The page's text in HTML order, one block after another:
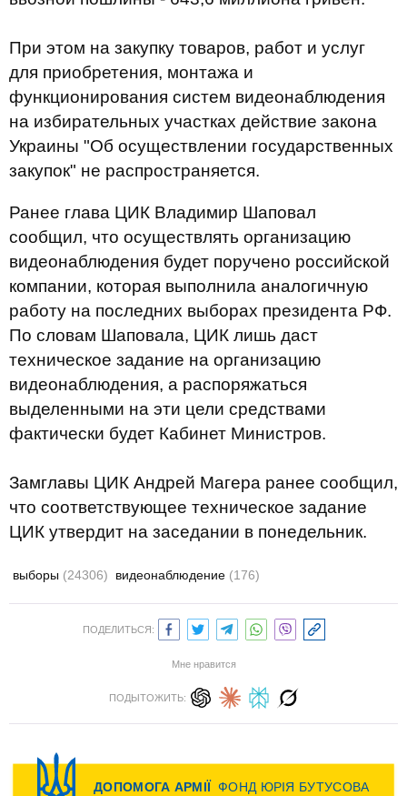
При этом на закупку товаров, работ и услуг
для приобретения, монтажа и
функционирования систем видеонаблюдения
на избирательных участках действие закона
Украины "Об осуществлении государственных
закупок" не распространяется.
Ранее глава ЦИК Владимир Шаповал
сообщил, что осуществлять организацию
видеонаблюдения будет поручено российской
компании, которая выполнила аналогичную
работу на последних выборах президента РФ.
По словам Шаповала, ЦИК лишь даст
техническое задание на организацию
видеонаблюдения, а распоряжаться
выделенными на эти цели средствами
фактически будет Кабинет Министров.
Замглавы ЦИК Андрей Магера ранее сообщил,
что соответствующее техническое задание
ЦИК утвердит на заседании в понедельник.
выборы (24306) видеонаблюдение (176)
ПОДЕЛИТЬСЯ:
Мне нравится
ПОДЫТОЖИТЬ: